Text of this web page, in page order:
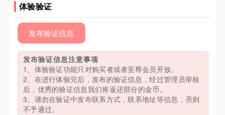
体验验证
发布验证信息
发布验证信息注意事项
1、体验验证功能只对购买者或者至尊会员开放。
2、在进行体验完后，发布的验证信息，经过管理员审核
后，优秀的验证信息我们将返还部分的金币。
3、请勿在验证中发布联系方式，联系地址等信息，否则
不予通过。